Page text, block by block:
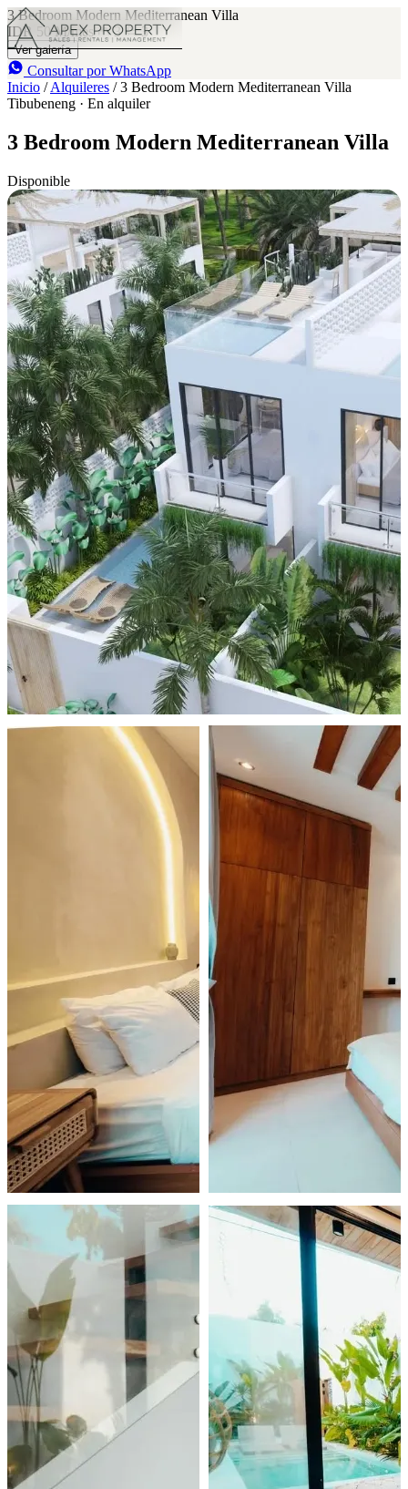
3 Bedroom Modern Mediterranean Villa
IDR 50 M/mes 3 3
Ver galería
Consultar por WhatsApp
Inicio / Alquileres / 3 Bedroom Modern Mediterranean Villa
Tibubeneng · En alquiler
3 Bedroom Modern Mediterranean Villa
Disponible